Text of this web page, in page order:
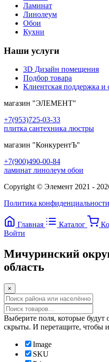
Ламинат
Линолеум
Обои
Кухни
Наши услуги
3D Дизайн помещения
Подбор товара
Клиентская поддержка и
магазин "ЭЛЕМЕНТ"
+7(953)725-03-33
плитка сантехника люстры
магазин "КонкурентЪ"
+7(900)490-00-84
ламинат линолеум обои
Copyright © Элемент 2021 -
Политика конфиденциальности
Главная Каталог
Войти
Мичуринский
область
×
Прокрутка
вверх
Выберите поля, которые будут
скрыты. И перетащите, чтобы
Image
SKU